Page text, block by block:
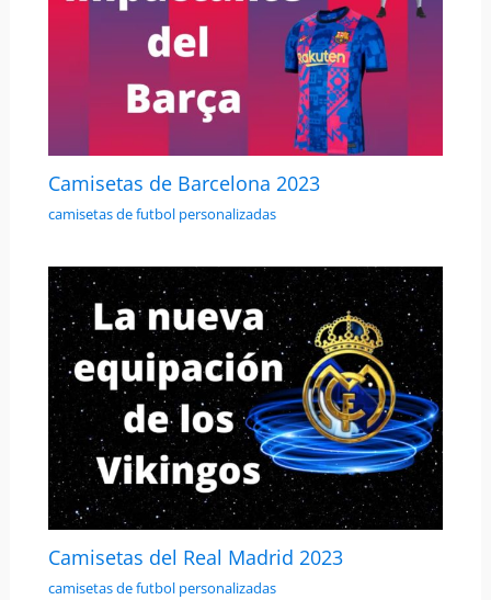
Camisetas de Barcelona 2023
camisetas de futbol personalizadas
Camisetas del Real Madrid 2023
camisetas de futbol personalizadas